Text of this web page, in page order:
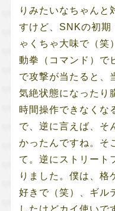
りみたいなちゃんと
すけど、SNKの初期
ゃくちゃ大味で（笑
動拳（コマンド）
で攻撃が当たると、
気絶状態になったり
時間操作できなくな
で、逆に言えば、そ
かったんですね。そ
て。逆にストリート
りました。僕は、格
好きで（笑）、ギル
したけどカイ使いで